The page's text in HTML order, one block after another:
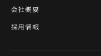
会社概要
採用情報